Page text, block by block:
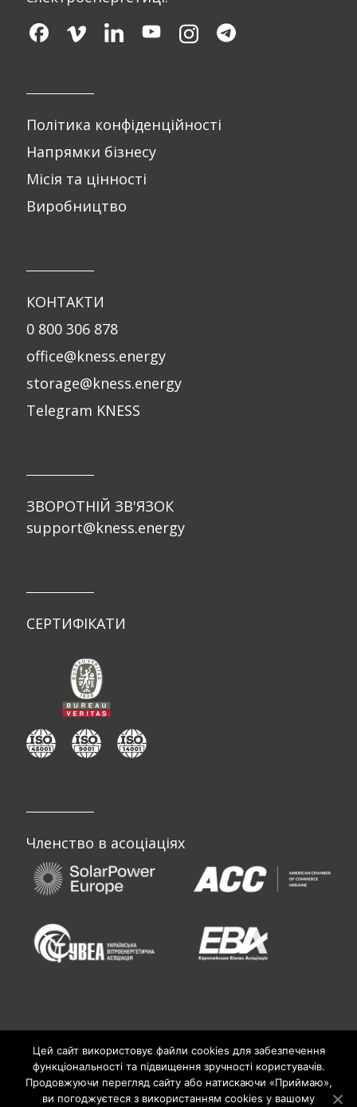
Політика конфіденційності
Напрямки бізнесу
Місія та цінності
Виробництво
КОНТАКТИ
0 800 306 878
office@kness.energy
storage@kness.energy
Telegram KNESS
ЗВОРОТНІЙ ЗВ'ЯЗОК
support@kness.energy
СЕРТИФІКАТИ
Членство в асоціаціях
Цей сайт використовує файли cookies для забезпечення
функціональності та підвищення зручності користувачів.
Продовжуючи перегляд сайту або натискаючи «Приймаю»,
ви погоджуєтеся з використанням cookies у вашому